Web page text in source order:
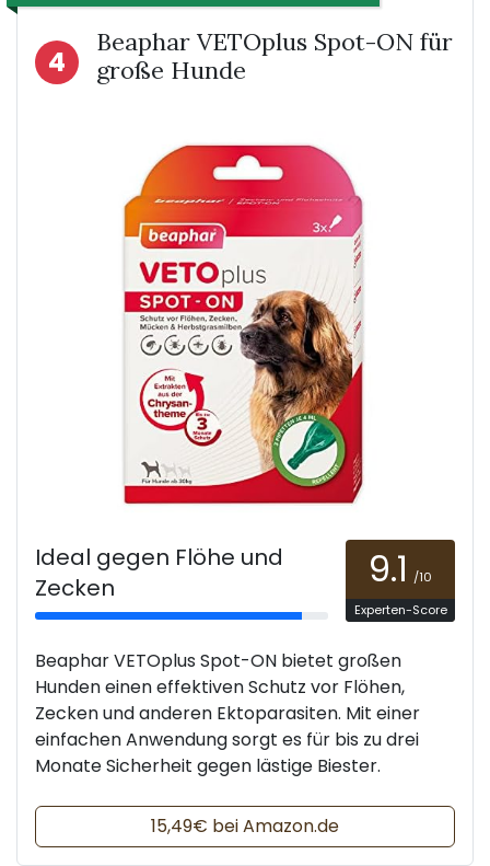
4
Beaphar VETOplus Spot-ON für
große Hunde
Ideal gegen Flöhe und
Zecken
9.1 /10
Experten-Score
Beaphar VETOplus Spot-ON bietet großen
Hunden einen effektiven Schutz vor Flöhen,
Zecken und anderen Ektoparasiten. Mit einer
einfachen Anwendung sorgt es für bis zu drei
Monate Sicherheit gegen lästige Biester.
15,49€ bei Amazon.de